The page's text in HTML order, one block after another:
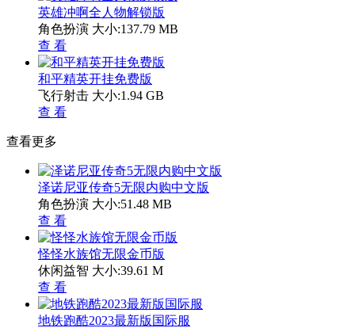
英雄冲啊全人物解锁版
角色扮演 大小:137.79 MB
查 看
和平精英开挂免费版
飞行射击 大小:1.94 GB
查 看
查看更多
泽诺尼亚传奇5无限内购中文版
角色扮演 大小:51.48 MB
查 看
怪怪水族馆无限金币版
休闲益智 大小:39.61 M
查 看
地铁跑酷2023最新版国际服